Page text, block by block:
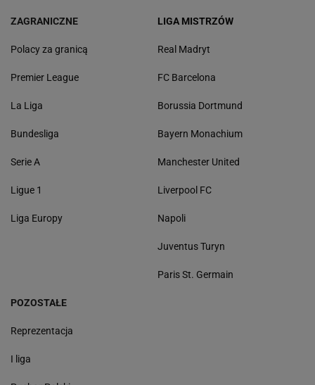
ZAGRANICZNE
Polacy za granicą
Premier League
La Liga
Bundesliga
Serie A
Ligue 1
Liga Europy
LIGA MISTRZÓW
Real Madryt
FC Barcelona
Borussia Dortmund
Bayern Monachium
Manchester United
Liverpool FC
Napoli
Juventus Turyn
Paris St. Germain
POZOSTAŁE
Reprezentacja
I liga